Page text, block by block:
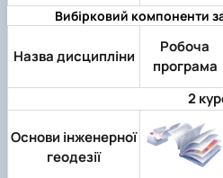
Вибірковий компоненти
Назва дисципліни
Робоча
програма
2
Основи інженерної
геодезії